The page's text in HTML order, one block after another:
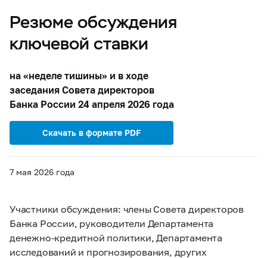
Резюме обсуждения
ключевой ставки
на «неделе тишины» и в ходе
заседания Совета директоров
Банка России 24 апреля 2026 года
Скачать в формате PDF
7 мая 2026 года
Участники обсуждения: члены Совета директоров
Банка России, руководители Департамента
денежно-кредитной политики, Департамента
исследований и прогнозирования, других